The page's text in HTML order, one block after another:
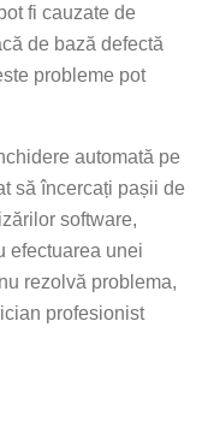
fi cauzate de
de bază defectă
probleme pot
automată pe
să încercați pașii de
software,
efectuarea unei
rezolvă problema,
profesionist